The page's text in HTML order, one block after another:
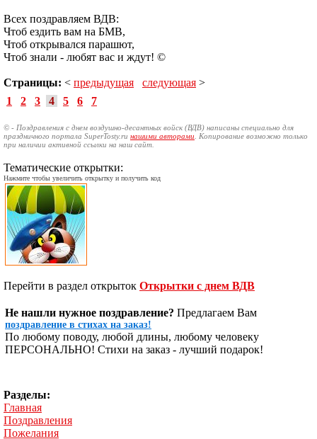
Всех поздравляем ВДВ:
Чтоб ездить вам на БМВ,
Чтоб открывался парашют,
Чтоб знали - любят вас и ждут! ©
Страницы: < предыдущая следующая >
1
2 3 4 5 6 7
© - Поздравления с днем воздушно-десантных войск (ВДВ) написаны специально для
праздничного портала SuperTosty.ru нашими авторами . Копирование возможно только
при наличии активной ссылки на наш сайт.
Тематические открытки:
Нажмите чтобы увеличить открытку и получить код
Перейти в раздел открыток Открытки с днем ВДВ
Не нашли нужное поздравление? Предлагаем Вам
поздравление в стихах на заказ!
По любому поводу, любой длины, любому человеку
ПЕРСОНАЛЬНО! Стихи на заказ - лучший подарок!
Разделы:
Главная
Поздравления
Пожелания